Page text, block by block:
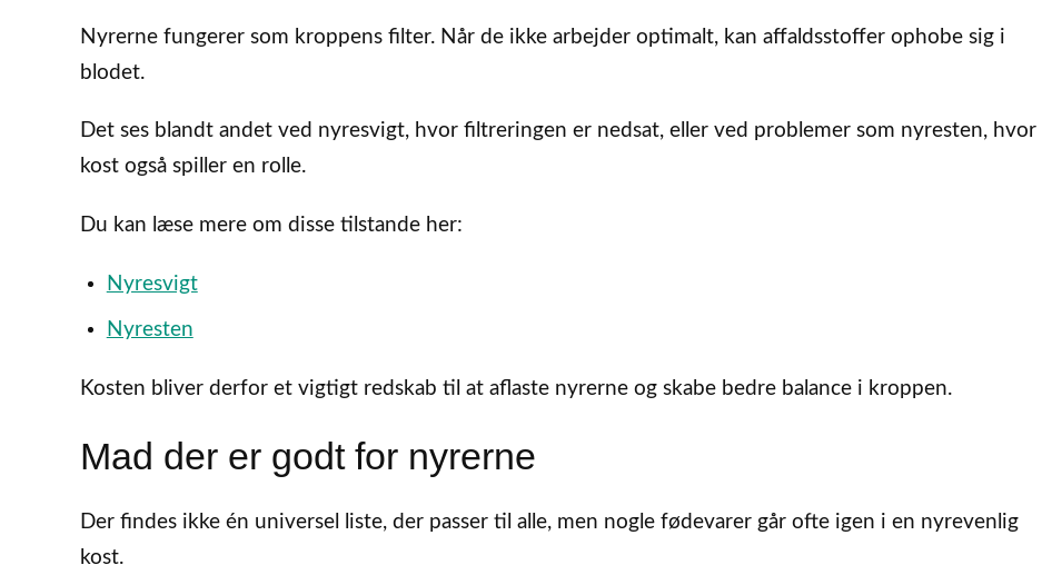
Nyrerne fungerer som kroppens filter. Når de ikke arbejder optimalt, kan affaldsstoffer ophobe sig i
blodet.
Det ses blandt andet ved nyresvigt, hvor filtreringen er nedsat, eller ved problemer som nyresten, hvor
kost også spiller en rolle.
Du kan læse mere om disse tilstande her:
Nyresvigt
Nyresten
Kosten bliver derfor et vigtigt redskab til at aflaste nyrerne og skabe bedre balance i kroppen.
Mad der er godt for nyrerne
Der findes ikke én universel liste, der passer til alle, men nogle fødevarer går ofte igen i en nyrevenlig
kost.